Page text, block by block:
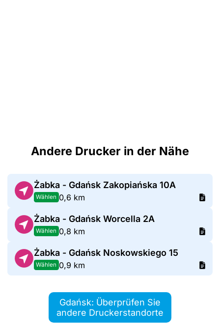
Andere Drucker in der Nähe
Żabka - Gdańsk Zakopiańska 10A
Wählen 0,6 km
Żabka - Gdańsk Worcella 2A
Wählen 0,8 km
Żabka - Gdańsk Noskowskiego 15
Wählen 0,9 km
Gdańsk: Überprüfen Sie
andere Druckerstandorte